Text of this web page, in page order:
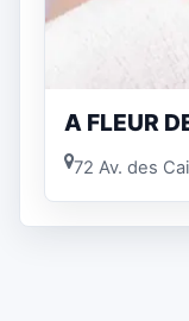
A FLEUR
72 Av. des